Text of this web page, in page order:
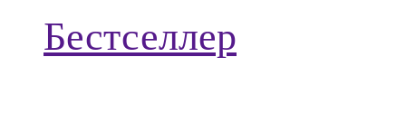
Бестселлер